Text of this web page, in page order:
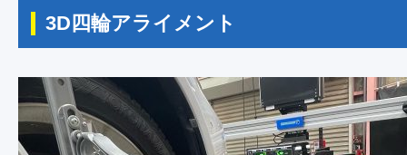
3D四輪アライメント